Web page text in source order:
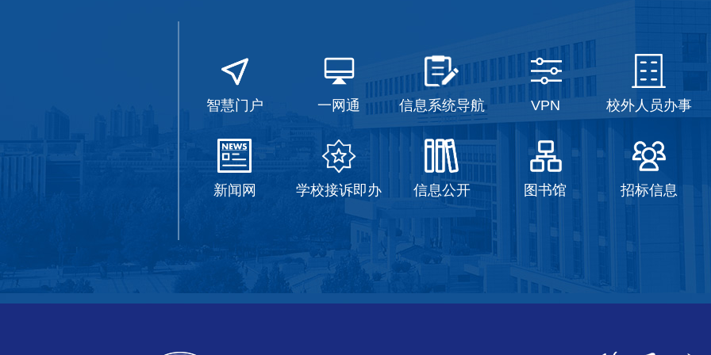
智慧门户 一网通 信息系统导航 VPN 校外人员办事
新闻网 学校接诉即办 信息公开 图书馆 招标信息